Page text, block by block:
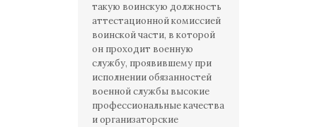
такую воинскую должность
аттестационной комиссией
воинской части, в которой
он проходит военную
службу, проявившему при
исполнении обязанностей
военной службы высокие
профессиональные качества
и организаторские